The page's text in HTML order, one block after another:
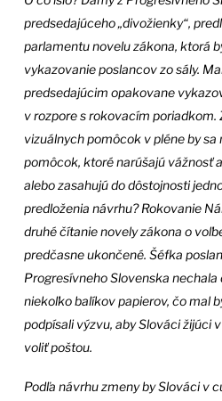
predsedajúceho „divožienky“,
parlamentu novelu zákona, ktorá
vykazovanie poslancov zo sály.
predsedajúcim opakovane
v rozpore s rokovacím poriadkom.
vizuálnych pomôcok v pléne by
pomôcok, ktoré narúšajú vážnosť
alebo zasahujú do dôstojnosti
predloženia návrhu? Rokovanie
druhé čítanie novely zákona o
predčasne ukončené. Šéfka
Progresívneho Slovenska
niekoľko balíkov papierov, čo mal
podpísali výzvu, aby Slováci žijúci
voliť poštou.
Podľa návrhu zmeny by Slováci v